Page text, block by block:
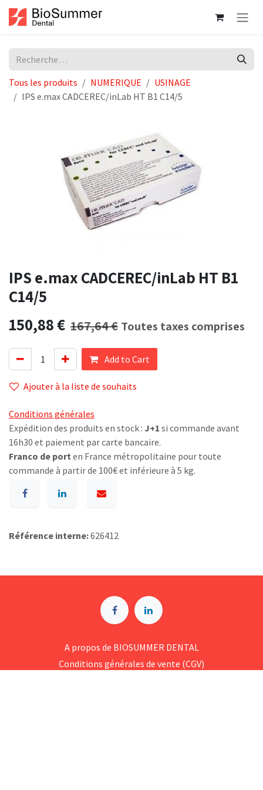
Se rendre au contenu
Tous les produits NUMERIQUE
USINAGE
IPS e.max CADCEREC/inLab HT B1 C14/5
IPS e.max CADCEREC/inLab HT B1
C14/5
150,88€ 167,64€ Toutes taxes comprises
Add to Cart
Ajouter à la liste de souhaits
Conditions générales
Expédition des produits en stock : J+1 si commande avant
16h30 et paiement par carte bancaire.
Franco de port en France métropolitaine pour toute
commande à partir de 100€ et inférieure à 5 kg.
Référence interne:626412
A p​ropos de BIOSUMMER DENTAL
Conditions générales d​e vente (CGV)